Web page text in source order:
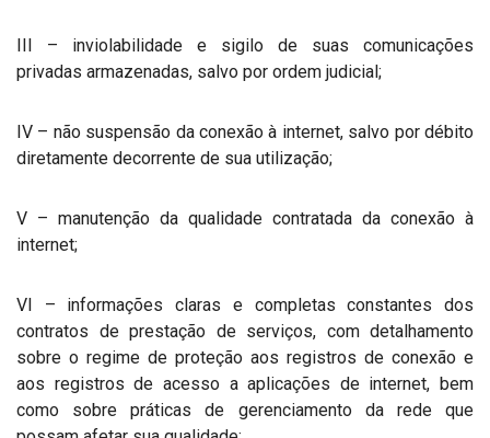
III – inviolabilidade e sigilo de suas comunicações
privadas armazenadas, salvo por ordem judicial;
IV – não suspensão da conexão à internet, salvo por débito
diretamente decorrente de sua utilização;
V – manutenção da qualidade contratada da conexão à
internet;
VI – informações claras e completas constantes dos
contratos de prestação de serviços, com detalhamento
sobre o regime de proteção aos registros de conexão e
aos registros de acesso a aplicações de internet, bem
como sobre práticas de gerenciamento da rede que